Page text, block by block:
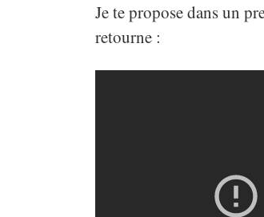
Je te propose dans un
retourne :